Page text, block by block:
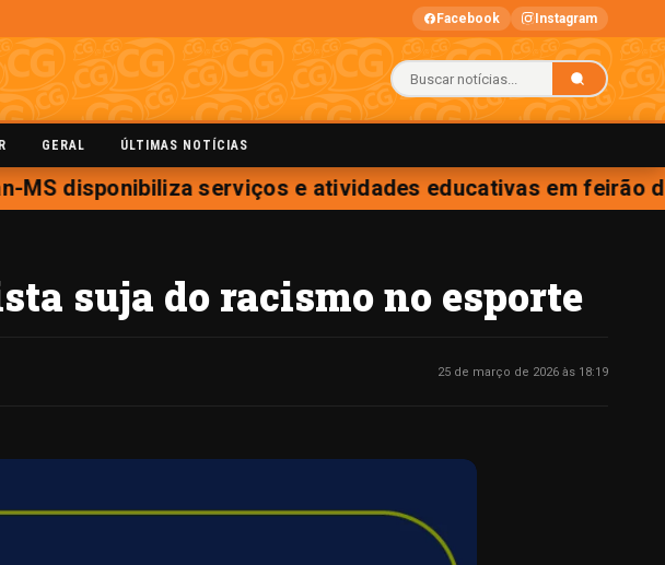
Facebook Instagram
GERAL ÚLTIMAS NOTÍCIAS
MS disponibiliza serviços e atividades educativas em feirão
suja do racismo no esporte
25 de março de 2026 às 18:19